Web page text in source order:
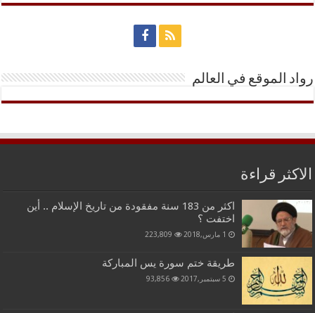
رواد الموقع في العالم
الاكثر قراءة
اكثر من 183 سنة مفقودة من تاريخ الإسلام .. أين
اختفت ؟
1 مارس,2018 223,809
طريقة ختم سورة يس المباركة
5 سبتمبر,2017 93,856